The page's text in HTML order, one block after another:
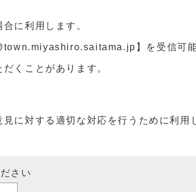
に利用します。
】を受信可能
くことがあります。
に対する適切な対応を行うために利用
さい